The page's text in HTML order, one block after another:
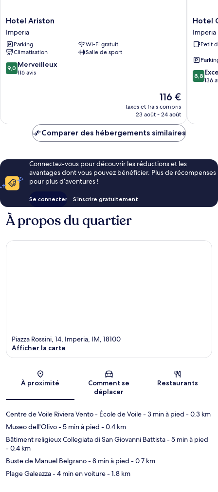
Hotel
Ariston
Imperia
Hotel Ariston
Imperia
Parking
Wi-Fi gratuit
Climatisation
Salle de sport
9.0
sur
9,0 Merveilleux
116 avis
Le
nouveau
prix
de
116 €
taxes et frais compris
23 août - 24 août
Hotel
Corallo
Imperia
Hotel
Imperia
Petit
8.8
sur
8,8
136
Comparer des hébergements similaires
Connectez-vous pour découvrir les réductions et les
avantages dont vous pouvez bénéficier. Plus de récompenses
pour plus d’aventures !
Se connecter S’inscrire gratuitement
À propos du quartier
Carte
Piazza Rossini, 14, Imperia, IM, 18100
Afficher la carte
À proximité
Comment se
déplacer
Restaurants
Centre de Voile Riviera Vento - École de Voile- 3 min à pied - 0.3 km
Museo dell'Olivo- 5 min à pied - 0.4 km
Bâtiment religieux Collegiata di San Giovanni Battista- 5 min à pied
- 0.4 km
Buste de Manuel Belgrano- 8 min à pied - 0.7 km
Plage Galeazza- 4 min en voiture- 1.8 km